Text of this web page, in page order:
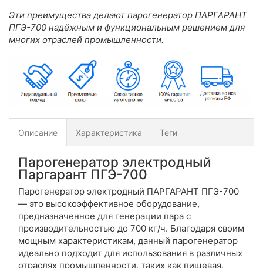
Эти преимущества делают парогенератор ПАРГАРАНТ
ПГЭ-700 надёжным и функциональным решением для
многих отраслей промышленности.
Описание Характеристика Теги
Парогенератор электродный
Паргарант ПГЭ-700
Парогенератор электродный ПАРГАРАНТ ПГЭ-700
— это высокоэффективное оборудование,
предназначенное для генерации пара с
производительностью до 700 кг/ч. Благодаря своим
мощным характеристикам, данный парогенератор
идеально подходит для использования в различных
отраслях промышленности, таких как пищевая,